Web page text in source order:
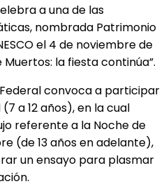
a una de las
nombrada Patrimonio
el 4 de noviembre de
la fiesta continúa”.
convoca a participar
a 12 años), en la cual
referente a la Noche de
(de 13 años en adelante),
un ensayo para plasmar